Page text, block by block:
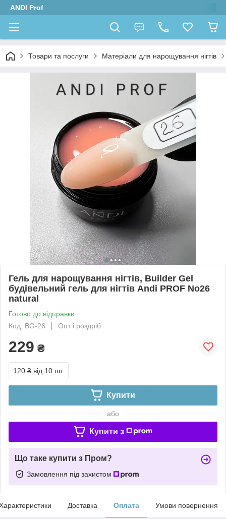
ANDI Prof
Товари та послуги Матеріали для нарощування нігтів
Гель для нарощування нігтів, Builder Gel
будівельний гель для нігтів Andi PROF No26
natural
Готово до відправки
Код: BG-26
Опт і роздріб
229 ₴
120 ₴ від 10 шт.
Купити
або
Купити з
Що таке купити з Пром?
Замовлення під захистом
Доставка Оплата Умови повернення